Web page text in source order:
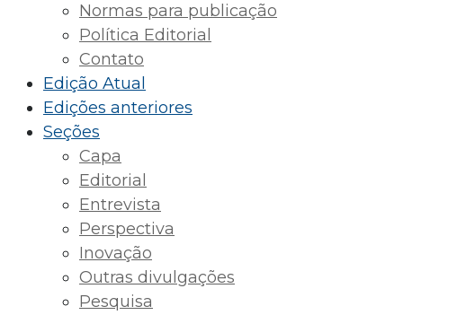
Normas para publicação
Política Editorial
Contato
Edição Atual
Edições anteriores
Seções
Capa
Editorial
Entrevista
Perspectiva
Inovação
Outras divulgações
Pesquisa